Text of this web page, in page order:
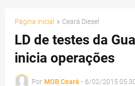
Página inicial Ceará Diesel
LD de testes da
inicia operações
Por MOB Ceará - 6/02/2015